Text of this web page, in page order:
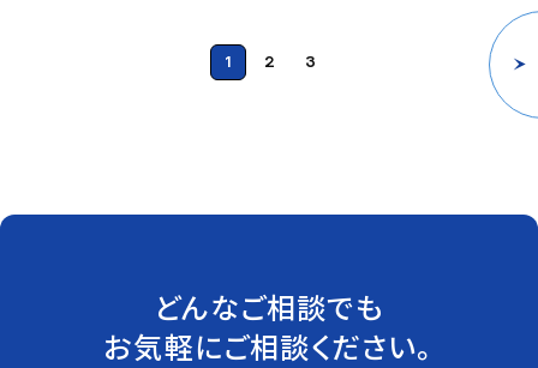
1 2 3
どんなご相談でも
お気軽にご相談ください。